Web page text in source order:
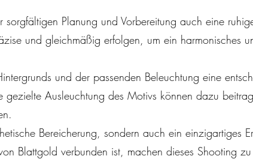
sorgfältigen Planung und Vorbereitung auch eine
und gleichmäßig erfolgen, um ein harmonisches
und der passenden Beleuchtung eine
gezielte Ausleuchtung des Motivs können dazu
Bereicherung, sondern auch ein einzigartiges
Blattgold verbunden ist, machen dieses Shooting